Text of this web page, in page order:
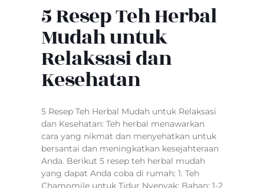
5 Resep Teh Herbal
Mudah untuk
Relaksasi dan
Kesehatan
5 Resep Teh Herbal Mudah untuk Relaksasi
dan Kesehatan: Teh herbal menawarkan
cara yang nikmat dan menyehatkan untuk
bersantai dan meningkatkan kesejahteraan
Anda. Berikut 5 resep teh herbal mudah
yang dapat Anda coba di rumah: 1. Teh
Chamomile untuk Tidur Nyenyak: Bahan: 1-2